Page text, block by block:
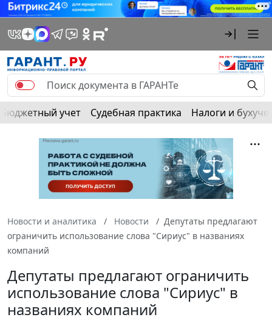
Бюджетный учет Судебная практика Налоги и
Новости и аналитика Новости
Депутаты предлагают
ограничить использование слова "Сириус" в названиях
компаний
Депутаты предлагают ограничить
использование слова "Сириус" в
названиях компаний